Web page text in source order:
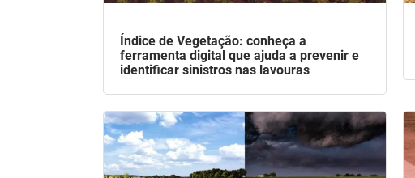
Índice de Vegetação: conheça a
ferramenta digital que ajuda a prevenir e
identificar sinistros nas lavouras